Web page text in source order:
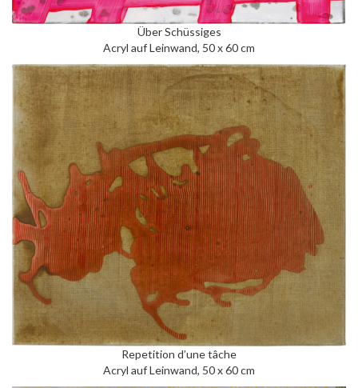
Über Schüssiges
Acryl auf Leinwand, 50 x 60 cm
Repetition d’une tâche
Acryl auf Leinwand, 50 x 60 cm